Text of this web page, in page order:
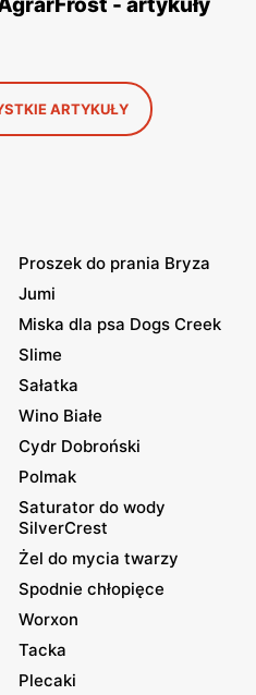
ARTYKUŁY
Proszek do prania Bryza
Jumi
Miska dla psa Dogs Creek
Slime
Sałatka
Wino Białe
Cydr Dobroński
Polmak
Saturator do wody
SilverCrest
Żel do mycia twarzy
Spodnie chłopięce
Worxon
Tacka
Plecaki